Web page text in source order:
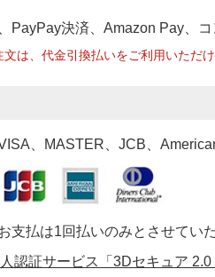
PayPay決済 、Amazon Pay、
は、代金引換払いをご利用いただけ
、MASTER、JCB、
支払は1回払いのみとさせてい
認証サービス「3Dセキュア